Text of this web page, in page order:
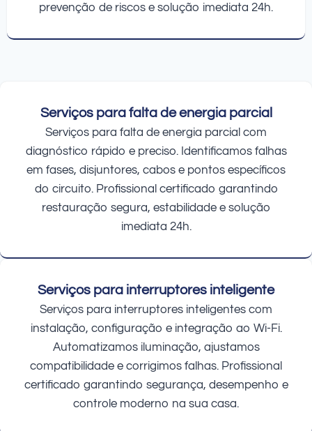
prevenção de riscos e solução imediata 24h.
Serviços para falta de energia parcial
Serviços para falta de energia parcial com
diagnóstico rápido e preciso. Identificamos falhas
em fases, disjuntores, cabos e pontos específicos
do circuito. Profissional certificado garantindo
restauração segura, estabilidade e solução
imediata 24h.
Serviços para interruptores inteligente
Serviços para interruptores inteligentes com
instalação, configuração e integração ao Wi-Fi.
Automatizamos iluminação, ajustamos
compatibilidade e corrigimos falhas. Profissional
certificado garantindo segurança, desempenho e
controle moderno na sua casa.